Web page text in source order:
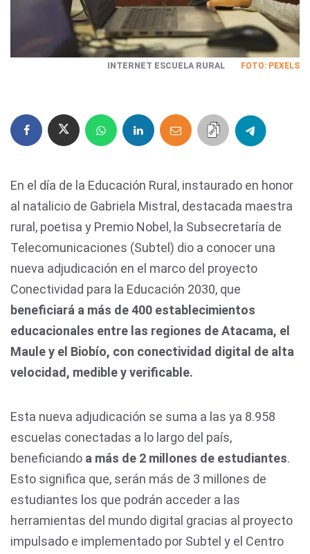
INTERNET ESCUELA RURAL FOTO: PEXELS
En el día de la Educación Rural, instaurado en honor
al natalicio de Gabriela Mistral, destacada maestra
rural, poetisa y Premio Nobel, la Subsecretaría de
Telecomunicaciones (Subtel) dio a conocer una
nueva adjudicación en el marco del proyecto
Conectividad para la Educación 2030, que
beneficiará a más de 400 establecimientos
educacionales entre las regiones de Atacama, el
Maule y el Biobío, con conectividad digital de alta
velocidad, medible y verificable.
Esta nueva adjudicación se suma a las ya 8.958
escuelas conectadas a lo largo del país,
beneficiando a más de 2 millones de estudiantes.
Esto significa que, serán más de 3 millones de
estudiantes los que podrán acceder a las
herramientas del mundo digital gracias al proyecto
impulsado e implementado por Subtel y el Centro